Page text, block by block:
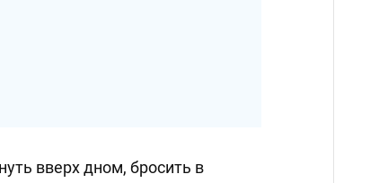
вверх дном, бросить в